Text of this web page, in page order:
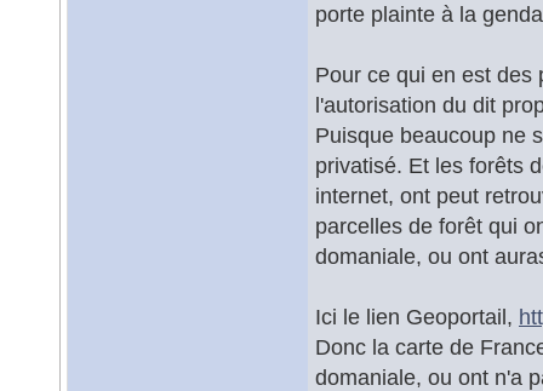
porte plainte à la
Pour ce qui en est des
l'autorisation du dit
Puisque beaucoup ne
privatisé. Et les forêts
internet, ont peut
parcelles de forêt qui
domaniale, ou ont
Ici le lien Geoportail,
Donc la carte de
domaniale, ou ont n'a